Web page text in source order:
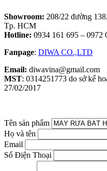
Showroom: 208/22 đường
Tp. HCM
Hotline: 0934 161 695 – 0972
Fanpage: DIWA CO.,LTD
Email: diwavina@gmail.com
MST: 0314251773 do sở kế
27/02/2017
Tên sản phẩm
Họ và tên
Email
Số Điện Thoại